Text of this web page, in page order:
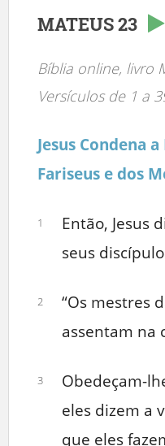
MATEUS 23
Bíblia online, livro
Versículos de 1 a
Jesus Condena
Fariseus e dos
1
Então, Jesus
seus
2
“Os mestres
assentam na
3
Obedeçam-
eles dizem a
que eles